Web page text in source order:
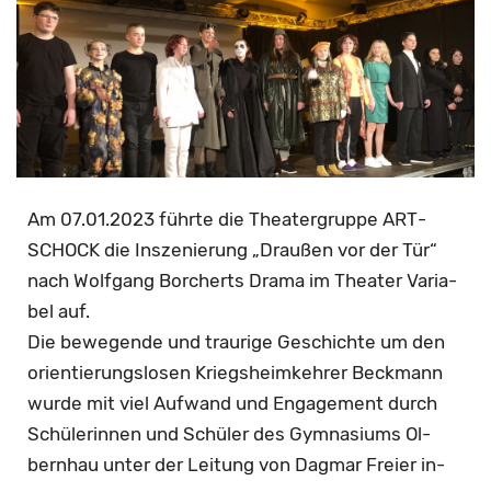
­
i
­
o
n
(
O
Am 07.01.2023 führ­te die Thea­ter­grup­pe ART­
SCHOCK die In­sze­nie­rung „Drau­ßen vor der Tür“
nach Wolf­gang Bor­cherts Drama im Thea­ter Va­ria­
bel auf.
Die be­we­gen­de und trau­ri­ge Ge­schich­te um den
ori­en­tie­rungs­lo­sen Kriegs­heim­keh­rer Beck­mann
wurde mit viel Auf­wand und En­ga­ge­ment durch
Schü­le­rin­nen und Schü­ler des Gym­na­si­ums Ol­
bern­hau unter der Lei­tung von Dag­mar Frei­er in­